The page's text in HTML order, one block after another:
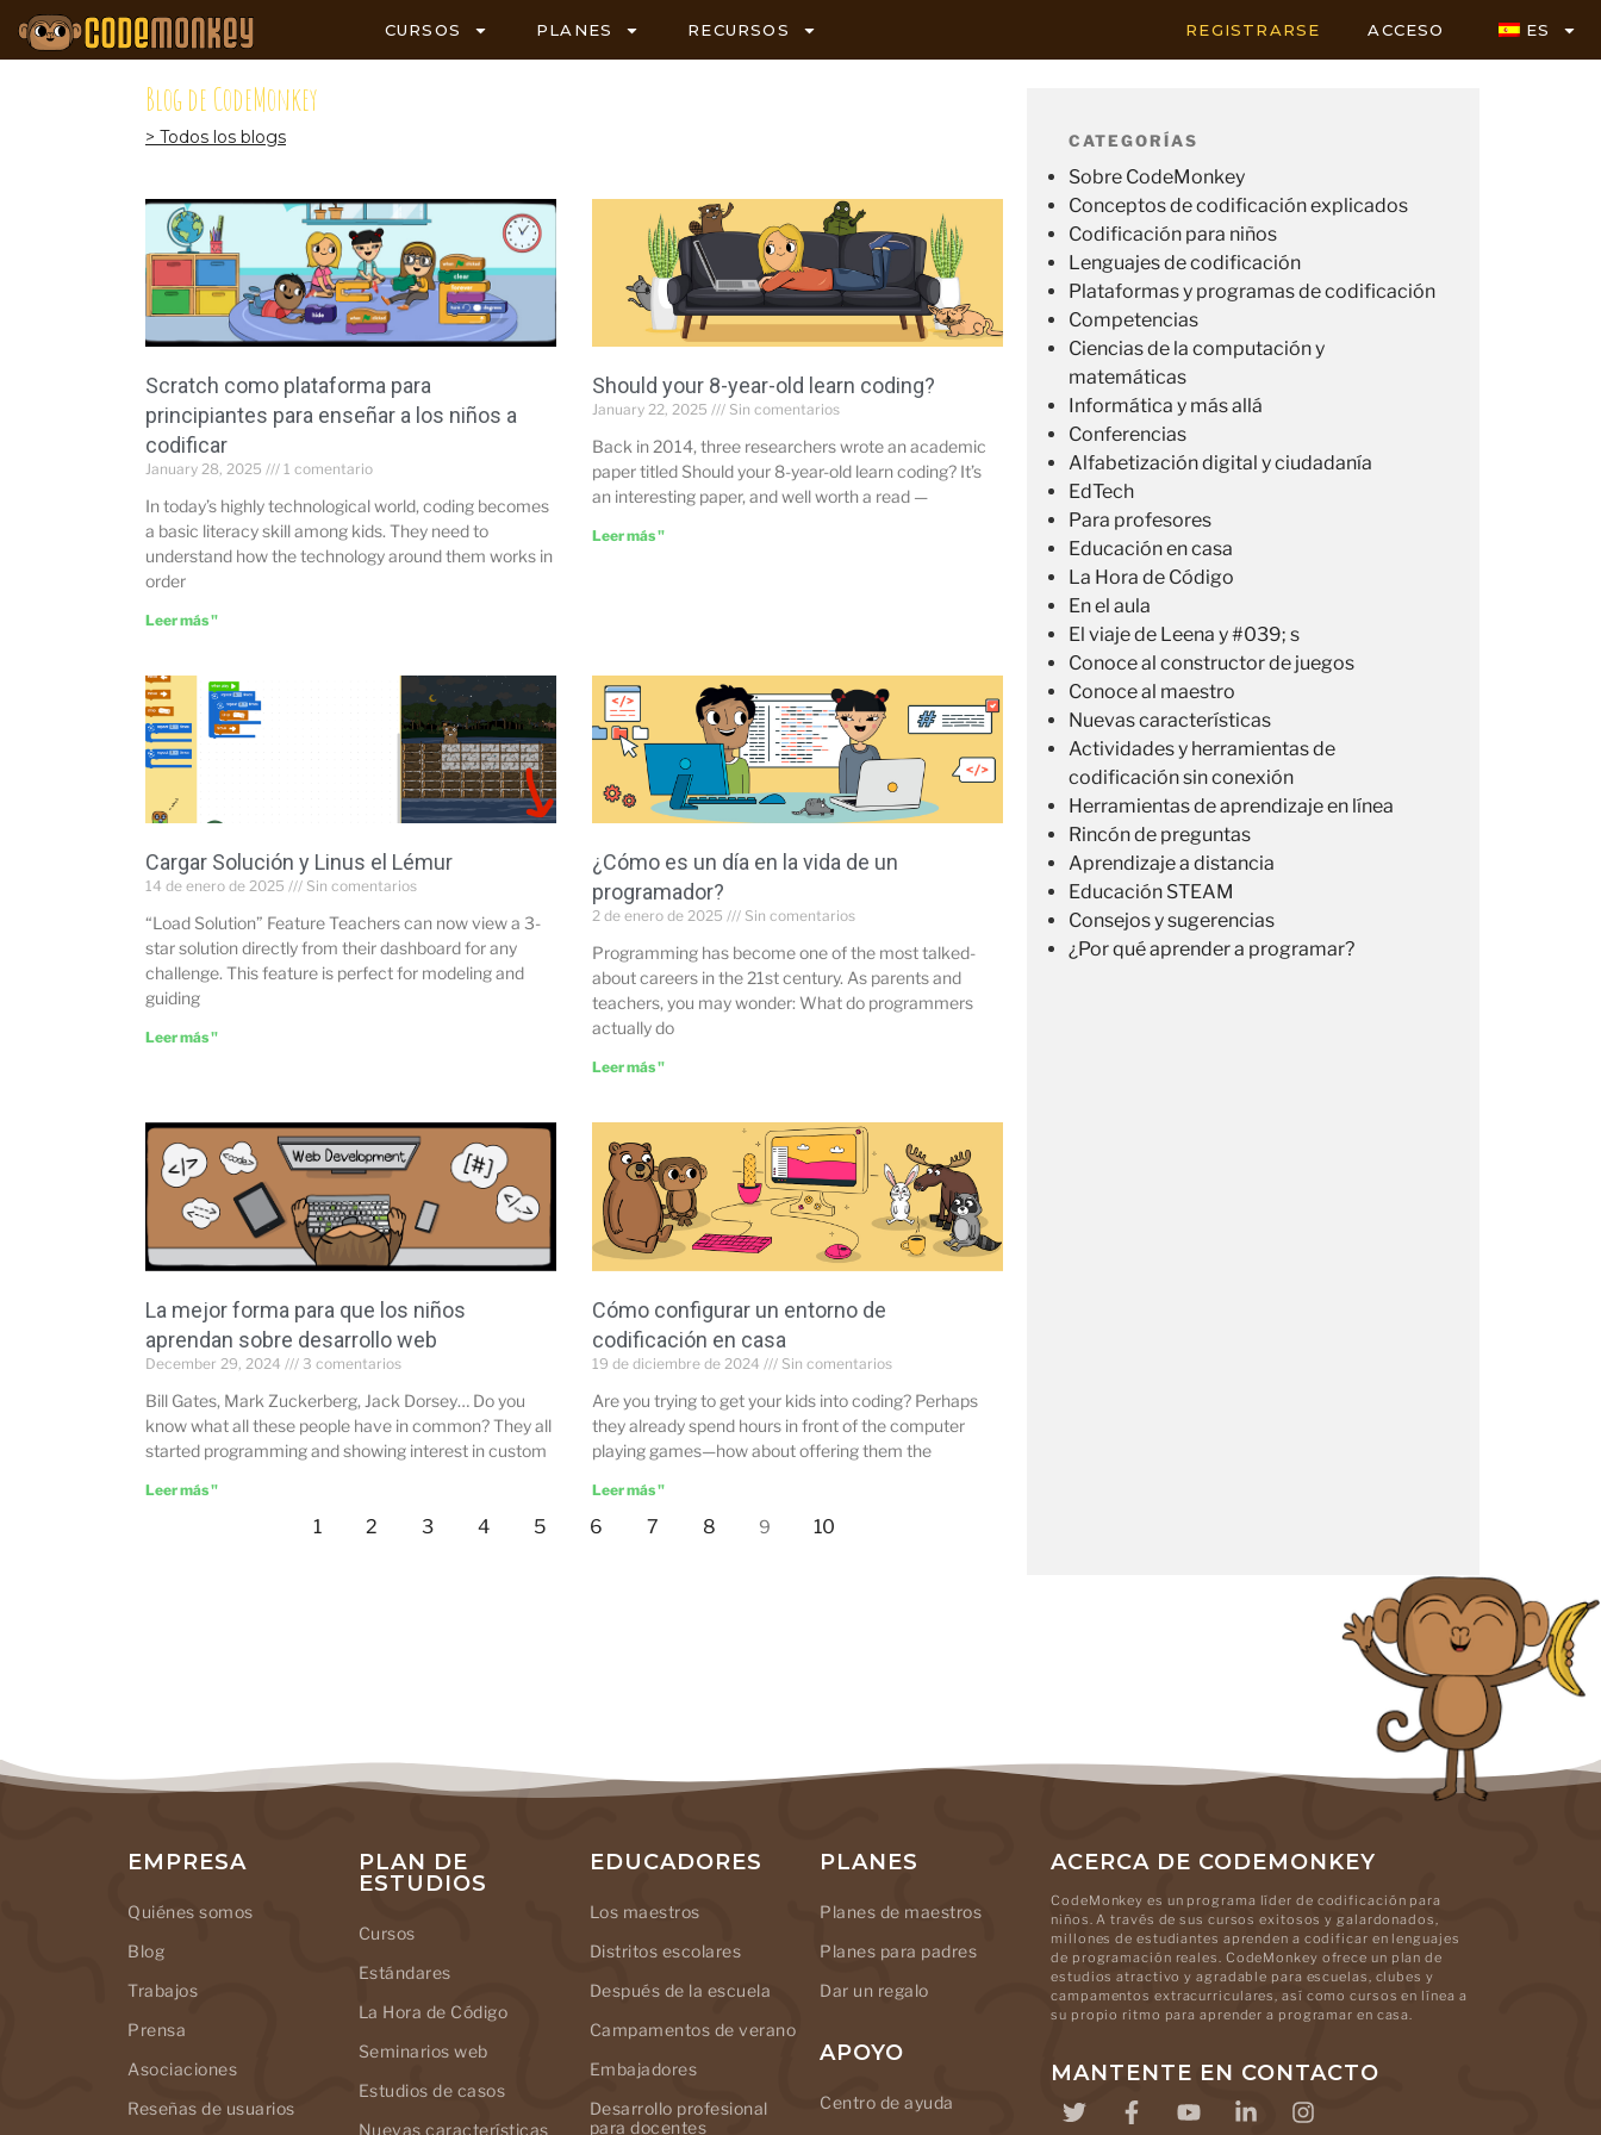
CURSOS PLANES RECURSOS REGISTRARSE ACCESO ES
Blog de CodeMonkey
> Todos los blogs
Scratch como plataforma para
principiantes para enseñar a los niños a
codificar
January 28, 2025 1 comentario
In today’s highly technological world, coding becomes
a basic literacy skill among kids. They need to
understand how the technology around them works in
order
Leer más "
Should your 8-year-old learn coding?
January 22, 2025 Sin comentarios
Back in 2014, three researchers wrote an academic
paper titled Should your 8-year-old learn coding? It’s
an interesting paper, and well worth a read —
Leer más "
Cargar Solución y Linus el Lémur
14 de enero de 2025 Sin comentarios
“Load Solution” Feature Teachers can now view a 3-
star solution directly from their dashboard for any
challenge. This feature is perfect for modeling and
guiding
Leer más "
¿Cómo es un día en la vida de un
programador?
2 de enero de 2025 Sin comentarios
Programming has become one of the most talked-
about careers in the 21st century. As parents and
teachers, you may wonder: What do programmers
actually do
Leer más "
La mejor forma para que los niños
aprendan sobre desarrollo web
December 29, 2024 3 comentarios
Bill Gates, Mark Zuckerberg, Jack Dorsey… Do you
know what all these people have in common? They all
started programming and showing interest in custom
Leer más "
Cómo configurar un entorno de
codificación en casa
19 de diciembre de 2024 Sin comentarios
Are you trying to get your kids into coding? Perhaps
they already spend hours in front of the computer
playing games—how about offering them the
Leer más "
1 2 3 4 5 6 7 8 9 10
CATEGORÍAS
Sobre CodeMonkey
Conceptos de codificación explicados
Codificación para niños
Lenguajes de codificación
Plataformas y programas de codificación
Competencias
Ciencias de la computación y
matemáticas
Informática y más allá
Conferencias
Alfabetización digital y ciudadanía
EdTech
Para profesores
Educación en casa
La Hora de Código
En el aula
El viaje de Leena y #039; s
Conoce al constructor de juegos
Conoce al maestro
Nuevas características
Actividades y herramientas de
codificación sin conexión
Herramientas de aprendizaje en línea
Rincón de preguntas
Aprendizaje a distancia
Educación STEAM
Consejos y sugerencias
¿Por qué aprender a programar?
EMPRESA
Quiénes somos
Blog
Trabajos
Prensa
Asociaciones
Reseñas de usuarios
PLAN DE
ESTUDIOS
Cursos
Estándares
La Hora de Código
Seminarios web
Estudios de casos
Nuevas características
EDUCADORES
Los maestros
Distritos escolares
Después de la escuela
Campamentos de verano
Embajadores
Desarrollo profesional
para docentes
PLANES
Planes de maestros
Planes para padres
Dar un regalo
APOYO
Centro de ayuda
ACERCA DE CODEMONKEY
CodeMonkey es un programa líder de codificación para
niños. A través de sus cursos exitosos y galardonados,
millones de estudiantes aprenden a codificar en lenguajes
de programación reales. CodeMonkey ofrece un plan de
estudios atractivo y agradable para escuelas, clubes y
campamentos extracurriculares, así como cursos en línea a
su propio ritmo para aprender a programar en casa.
MANTENTE EN CONTACTO